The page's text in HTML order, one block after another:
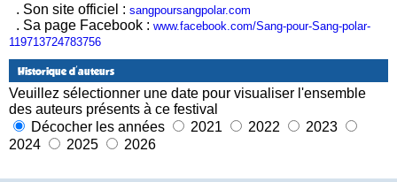
. Son site officiel : sangpoursangpolar.com
. Sa page Facebook : www.facebook.com/Sang-pour-Sang-polar-
119713724783756
Historique d'auteurs
Veuillez sélectionner une date pour visualiser l'ensemble
des auteurs présents à ce festival
Décocher les années
2021 2022
2023
2024
2025 2026